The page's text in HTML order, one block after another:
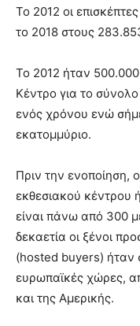
Το 2012 οι
το 2018 στους
Το 2012 ήταν 500.000
Κέντρο για το
ενός χρόνου ενώ
εκατομμύριο.
Πριν την ενοποίηση,
εκθεσιακού κέντρου
είναι πάνω από 300
δεκαετία οι ξένοι
(hosted buyers) ήταν
ευρωπαϊκές χώρες,
και της Αμερικής.